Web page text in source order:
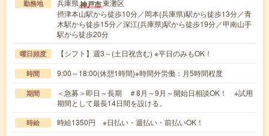
勤務地 兵庫県神戸市東灘区
摂津本山駅から徒歩10分／岡本(兵庫県)駅から徒歩13分／青
木駅から徒歩15分／深江(兵庫県)駅から徒歩19分／甲南山手
駅から徒歩20分
曜日頻度 【シフト】週3～(土日祝含む) ※平日のみもOK！
時間 9:00～18:00(休憩1時間)※時間外労働：月5時間程度
期間
＜急募＞即日～長期 ＃8月～9月～開始日相談OK！ ※試用
期間として最長14日間を設ける。
時給 時給1350円 ※日払い・週払い・前払いOK！